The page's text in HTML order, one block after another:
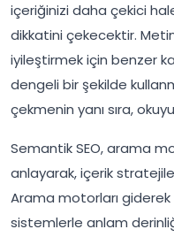
içeriğinizi daha çekici
dikkatini çekecektir.
iyileştirmek için benzer
dengeli bir şekilde
çekmenin yanı sıra,
Semantik SEO, arama
anlayarak, içerik
Arama motorları giderek
sistemlerle anlam